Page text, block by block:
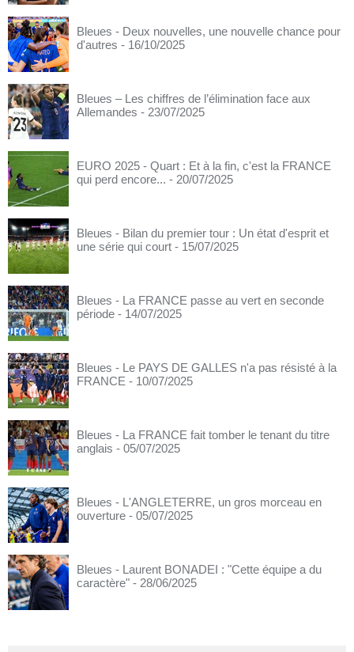
Bleues - Deux nouvelles, une nouvelle chance pour
d'autres - 16/10/2025
Bleues – Les chiffres de l’élimination face aux
Allemandes - 23/07/2025
EURO 2025 - Quart : Et à la fin, c'est la FRANCE
qui perd encore... - 20/07/2025
Bleues - Bilan du premier tour : Un état d'esprit et
une série qui court - 15/07/2025
Bleues - La FRANCE passe au vert en seconde
période - 14/07/2025
Bleues - Le PAYS DE GALLES n'a pas résisté à la
FRANCE - 10/07/2025
Bleues - La FRANCE fait tomber le tenant du titre
anglais - 05/07/2025
Bleues - L'ANGLETERRE, un gros morceau en
ouverture - 05/07/2025
Bleues - Laurent BONADEI : "Cette équipe a du
caractère" - 28/06/2025